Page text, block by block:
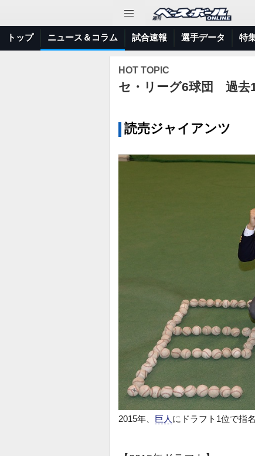
トップ ニュース＆コラム 試合速報 選手データ 特
HOT TOPIC
セ・リーグ6球団 過去
読売ジャイアンツ
2015年、 巨人にドラフト1位で指